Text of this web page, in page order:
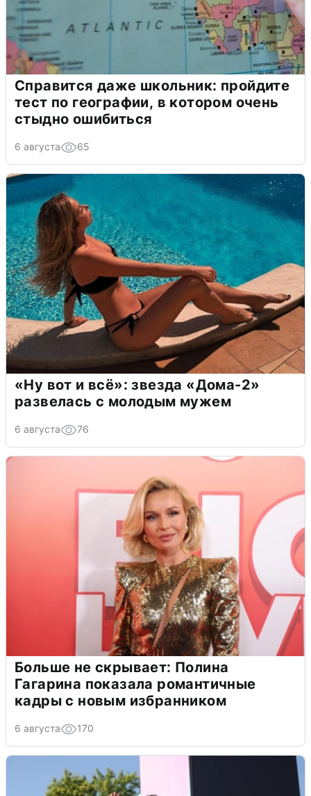
Справится даже школьник: пройдите
тест по географии, в котором очень
стыдно ошибиться
6 августа 65
«Ну вот и всё»: звезда «Дома-2»
развелась с молодым мужем
6 августа 76
Больше не скрывает: Полина
Гагарина показала романтичные
кадры с новым избранником
6 августа 170